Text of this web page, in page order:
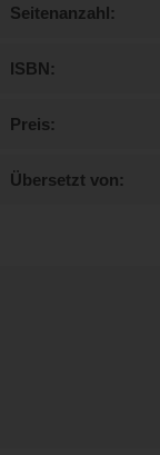
Seitenanzahl
ISBN
Preis
Übersetzt von